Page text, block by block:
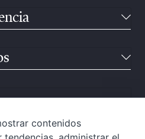
contenidos